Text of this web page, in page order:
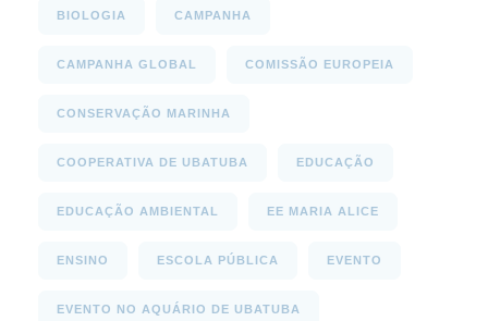
BIOLOGIA CAMPANHA
CAMPANHA GLOBAL COMISSÃO EUROPEIA
CONSERVAÇÃO MARINHA
COOPERATIVA DE UBATUBA EDUCAÇÃO
EDUCAÇÃO AMBIENTAL EE MARIA ALICE
ENSINO ESCOLA PÚBLICA EVENTO
EVENTO NO AQUÁRIO DE UBATUBA